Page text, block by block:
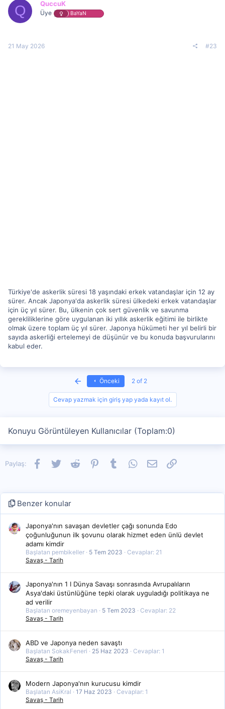
Q QuccuK
Üye BaYaN
21 May 2026 #23
Türkiye'de askerlik süresi 18 yaşındaki erkek vatandaşlar için 12 ay
sürer. Ancak Japonya'da askerlik süresi ülkedeki erkek vatandaşlar
için üç yıl sürer. Bu, ülkenin çok sert güvenlik ve savunma
gerekliliklerine göre uygulanan iki yıllık askerlik eğitimi ile birlikte
olmak üzere toplam üç yıl sürer. Japonya hükümeti her yıl belirli bir
sayıda askerliği ertelemeyi de düşünür ve bu konuda başvurularını
kabul eder.
Önceki 2 of 2
Cevap yazmak için giriş yap yada kayıt ol.
Konuyu Görüntüleyen Kullanıcılar (Toplam:0)
Paylaş: Facebook
TwitterReddit PinterestTumblrWhatsApp
E-postaLink
Benzer konular
Japonya'nın savaşan devletler çağı sonunda Edo
çoğunluğunun ilk şovunu olarak hizmet eden ünlü devlet
adamı kimdir
Başlatan pembikeller 5 Tem 2023
Cevaplar: 21
Savaş - Tarih
Japonya'nın 1 I Dünya Savaşı sonrasında Avrupalıların
Asya'daki üstünlüğüne tepki olarak uyguladığı politikaya ne
ad verilir
Başlatan oremeyenbayan 5 Tem 2023
Cevaplar: 22
Savaş - Tarih
ABD ve Japonya neden savaştı
Başlatan SokakFeneri 25 Haz 2023
Cevaplar: 1
Savaş - Tarih
Modern Japonya'nın kurucusu kimdir
Başlatan AsiKral 17 Haz 2023
Cevaplar: 1
Savaş - Tarih